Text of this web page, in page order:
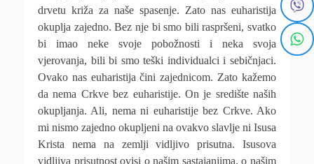
drvetu križa za naše spasenje. Zato nas euharistija
okuplja zajedno. Bez nje bi smo bili raspršeni, svatko
bi imao neke svoje pobožnosti i neka svoja
vjerovanja, bili bi smo teški individualci i sebičnjaci.
Ovako nas euharistija čini zajednicom. Zato kažemo
da nema Crkve bez euharistije. On je središte naših
okupljanja. Ali, nema ni euharistije bez Crkve. Ako
mi nismo zajedno okupljeni na ovakvo slavlje ni Isusa
Krista nema na zemlji vidljivo prisutna. Isusova
vidljiva prisutnost ovisi o našim sastajanjima, o našim